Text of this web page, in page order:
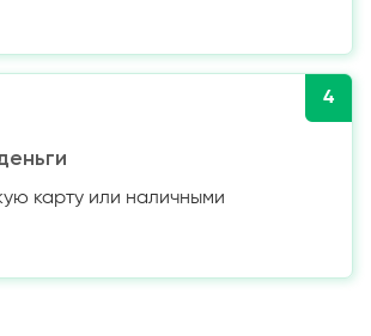
4
карту или наличными